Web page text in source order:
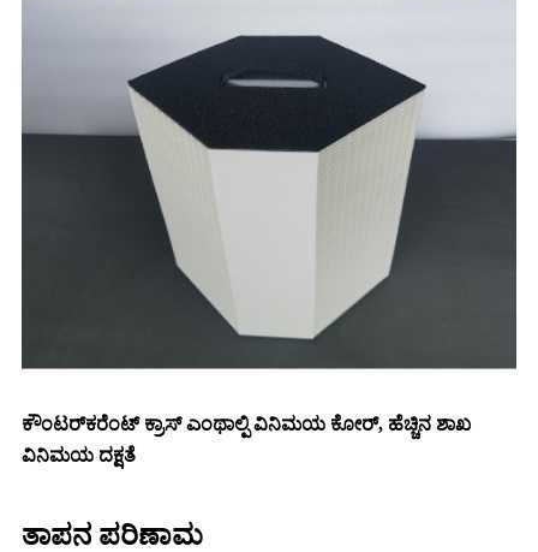
ಕೌಂಟರ್‌ಕರೆಂಟ್ ಕ್ರಾಸ್ ಎಂಥಾಲ್ಪಿ ವಿನಿಮಯ ಕೋರ್, ಹೆಚ್ಚಿನ ಶಾಖ
ವಿನಿಮಯ ದಕ್ಷತೆ
ತಾಪನ ಪರಿಣಾಮ